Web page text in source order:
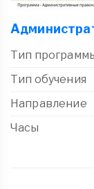
Тип
Тип обучения
Направление
Часы